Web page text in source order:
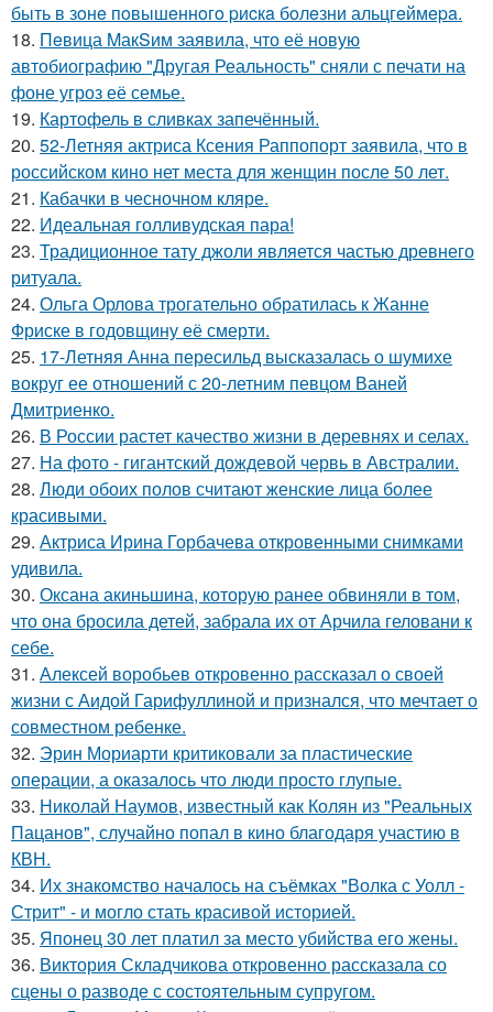
быть в зoнe пoвышeннoгo pиcкa бoлeзни альцгeймepa.
18. Пeвица MакSим заявила, что её новую
автобиографию "Другая Реальность" сняли с печати на
фоне угроз её семье.
19. Картофель в сливках запечённый.
20. 52-Летняя актриса Ксения Раппопорт заявила, что в
российском кино нет места для женщин после 50 лет.
21. Кабачки в чесночном кляре.
22. Идеальная голливудская пара!
23. Традиционное тату джоли является частью древнего
ритуала.
24. Ольга Орлова трогательно обратилась к Жанне
Фриске в годовщину её смерти.
25. 17-Летняя Анна пересильд высказалась о шумихе
вокруг ее отношений с 20-летним певцом Ваней
Дмитриенко.
26. В России растет качество жизни в деревнях и селах.
27. На фото - гигантский дождевой червь в Австралии.
28. Люди обоих полов считают женские лица более
красивыми.
29. Актриса Ирина Горбачева откровенными снимками
удивила.
30. Оксана акиньшина, которую ранее обвиняли в том,
что она бросила детей, забрала их от Арчила геловани к
себе.
31. Алексей воробьев откровенно рассказал о своей
жизни с Аидой Гарифуллиной и признался, что мечтает о
совместном ребенке.
32. Эрин Мориарти критиковали за пластические
операции, а оказалось что люди просто глупые.
33. Николай Наумов, известный как Колян из "Реальных
Пацанов", случайно попал в кино благодаря участию в
КВН.
34. Их знакомство началось на съёмках "Волка с Уолл -
Стрит" - и могло стать красивой историей.
35. Японец 30 лет платил за место убийства его жены.
36. Виктория Складчикова откровенно рассказала со
сцены о разводе с состоятельным супругом.